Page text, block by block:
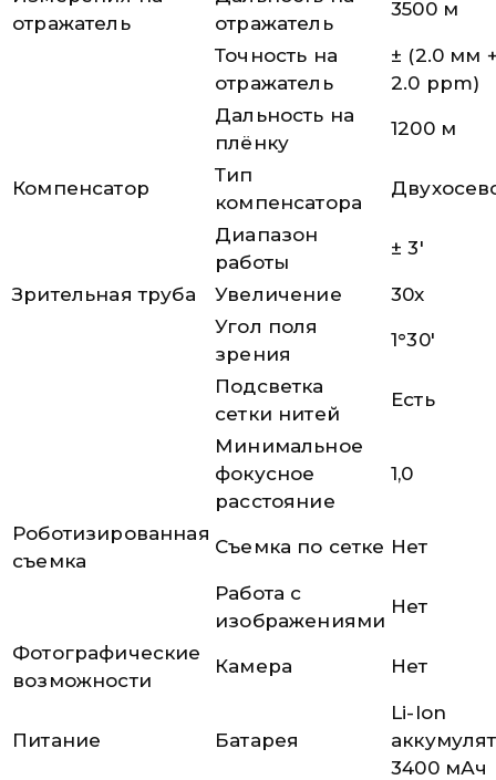
отражатель
отражатель
3500 м
Точность на
отражатель
± (2.0 мм
2.0 ppm)
Дальность на
плёнку
1200 м
Компенсатор
Тип
компенсатора
Диапазон
работы
± 3′
Зрительная труба Увеличение
30x
Угол поля
зрения
1°30′
Подсветка
сетки нитей
Есть
Минимальное
фокусное
расстояние
1,0
Роботизированная
съемка
Съемка по сетке Нет
Работа с
изображениями
Нет
Фотографические
возможности
Камера Нет
Питание Батарея
Li-Ion
3400 мАч